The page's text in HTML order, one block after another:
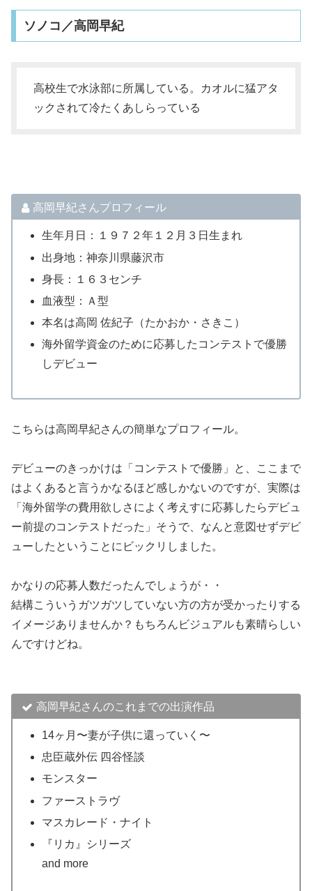
ソノコ／高岡早紀
高校生で水泳部に所属している。カオルに猛アタ
ックされて冷たくあしらっている
高岡早紀さんプロフィール
生年月日：１９７２年１２月３日生まれ
出身地：神奈川県藤沢市
身長：１６３センチ
血液型：Ａ型
本名は高岡 佐紀子（たかおか・さきこ）
海外留学資金のために応募したコンテストで優勝
しデビュー
こちらは高岡早紀さんの簡単なプロフィール。
デビューのきっかけは「コンテストで優勝」と、ここまで
はよくあると言うかなるほど感しかないのですが、実際は
「海外留学の費用欲しさによく考えすに応募したらデビュ
ー前提のコンテストだった」そうで、なんと意図せずデビ
ューしたということにビックリしました。
かなりの応募人数だったんでしょうが・・
結構こういうガツガツしていない方の方が受かったりする
イメージありませんか？もちろんビジュアルも素晴らしい
んですけどね。
高岡早紀さんのこれまでの出演作品
14ヶ月〜妻が子供に還っていく〜
忠臣蔵外伝 四谷怪談
モンスター
ファーストラヴ
マスカレード・ナイト
『リカ』シリーズ
and more